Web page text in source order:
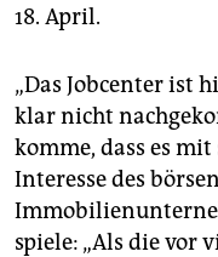
18. April.
„Das Jobcenter ist
klar nicht
komme, dass es
Interesse des
spiele: „Als die vor